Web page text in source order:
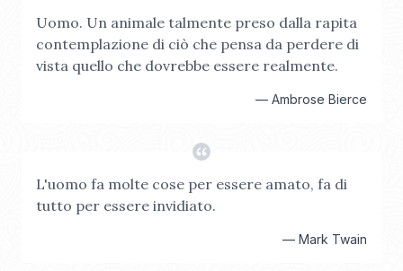
Uomo. Un animale talmente preso dalla rapita
contemplazione di ciò che pensa da perdere di
vista quello che dovrebbe essere realmente.
— Ambrose Bierce
L'uomo fa molte cose per essere amato, fa di
tutto per essere invidiato.
— Mark Twain